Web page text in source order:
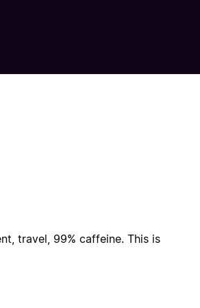
travel, 99% caffeine. This is